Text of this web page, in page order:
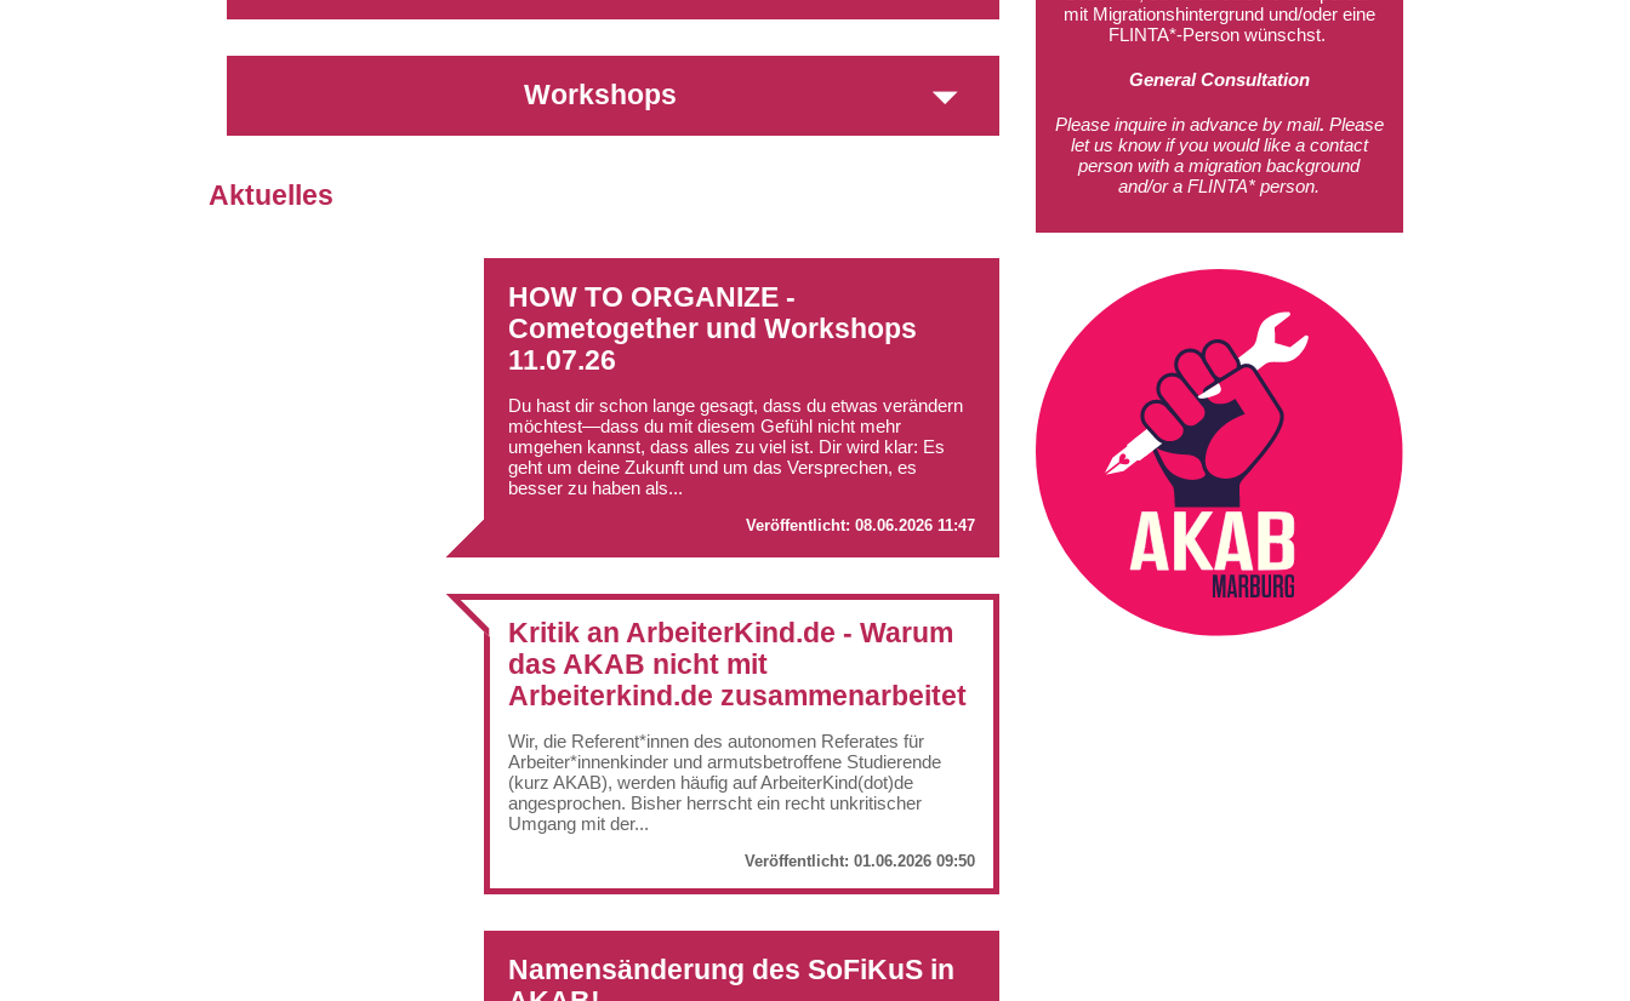
Workshops
Aktuelles
HOW TO ORGANIZE -
Cometogether und Workshops
11.07.26
Du hast dir schon lange gesagt, dass du etwas verändern
möchtest—dass du mit diesem Gefühl nicht mehr
umgehen kannst, dass alles zu viel ist. Dir wird klar: Es
geht um deine Zukunft und um das Versprechen, es
besser zu haben als...
Veröffentlicht: 08.06.2026 11:47
Kritik an ArbeiterKind.de - Warum
das AKAB nicht mit
Arbeiterkind.de zusammenarbeitet
Wir, die Referent*innen des autonomen Referates für
Arbeiter*innenkinder und armutsbetroffene Studierende
(kurz AKAB), werden häufig auf ArbeiterKind(dot)de
angesprochen. Bisher herrscht ein recht unkritischer
Umgang mit der...
Veröffentlicht: 01.06.2026 09:50
Namensänderung des SoFiKuS in
mit Migrationshintergrund und/oder eine
FLINTA*-Person wünschst.
General Consultation
Please inquire in advance by mail. Please
let us know if you would like a contact
person with a migration background
and/or a FLINTA* person.